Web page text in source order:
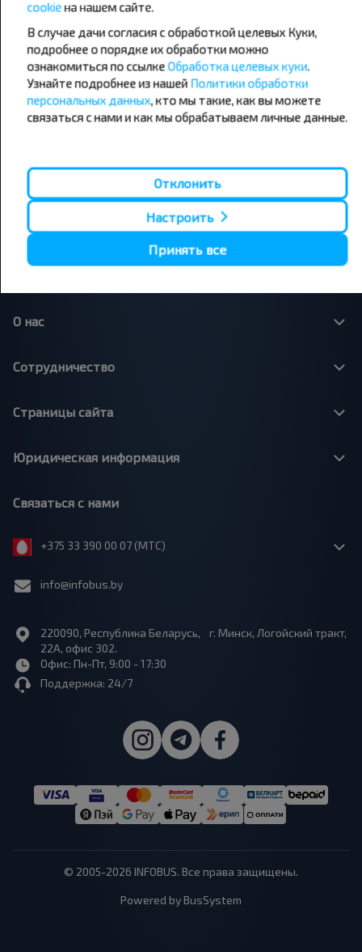
направления
Орша - Могилёв
Минск - Несвиж
Минск - Могилёв
Минск - Брест
Минск - Гомель
Минск - Барановичи
Гомель - Минск
Брест - Тересполь
Брест - Беловежская Пуща
Брест - Минск
Варшава - Минск
Вильнюс - Минск
Полоцк - Рига
Москва - Брест
Минск - Варшава
Брест - Люблин
Брест - Варшава
О нас
Сотрудничество
Страницы сайта
Юридическая информация
Связаться с нами
+375 33 390 00 07 (МТС)
info@infobus.by
220090, Республика Беларусь, г. Минск, Логойский тракт,
22А, офис 302.
Офис: Пн-Пт, 9:00 - 17:30
Поддержка: 24/7
© 2005-2026 INFOBUS. Все права защищены.
Powered by BusSystem
cookieна нашем сайте.
В случае дачи согласия с обработкой целевых Куки,
подробнее о порядке их обработки можно
ознакомиться по ссылкеОбработка целевых куки.
Узнайте подробнее из нашей Политики обработки
персональных данных, кто мы такие, как вы можете
связаться с нами и как мы обрабатываем личные данные.
Отклонить
Настроить
Принять все